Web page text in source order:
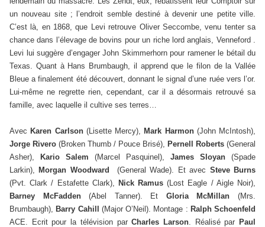
un nouveau site ; l’endroit semble destiné à devenir une petite ville.
C’est là, en 1868, que Levi retrouve Oliver Seccombe, venu tenter sa
chance dans l’élevage de bovins pour un riche lord anglais, Venneford .
Levi lui suggère d’engager John Skimmerhorn pour ramener le bétail du
Texas. Quant à Hans Brumbaugh, il apprend que le filon de la Vallée
Bleue a finalement été découvert, donnant le signal d’une ruée vers l’or.
Lui-même ne regrette rien, cependant, car il a désormais retrouvé sa
famille, avec laquelle il cultive ses terres…
AvecKaren Carlson (Lisette Mercy),Mark Harmon (John McIntosh),
Jorge Rivero (Broken Thumb / Pouce Brisé), Pernell Roberts (General
Asher), Kario Salem (Marcel Pasquinel), James Sloyan (Spade
Larkin),Morgan Woodward (General Wade). Et avec Steve Burns
(Pvt.Clark / Estafette Clark), Nick Ramus(Lost Eagle / Aigle Noir),
Barney McFadden(Abel Tanner). Et Gloria McMillan(Mrs.
Brumbaugh),Barry Cahill (Major O’Neil). Montage : Ralph Schoenfeld
ACE. Ecrit pour la télévision parCharles Larson. Réalisé parPaul